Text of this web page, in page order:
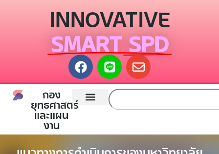
INNOVATIVE
SMART SPD
กอง
ยุทธศาสตร์
และแผน
งาน